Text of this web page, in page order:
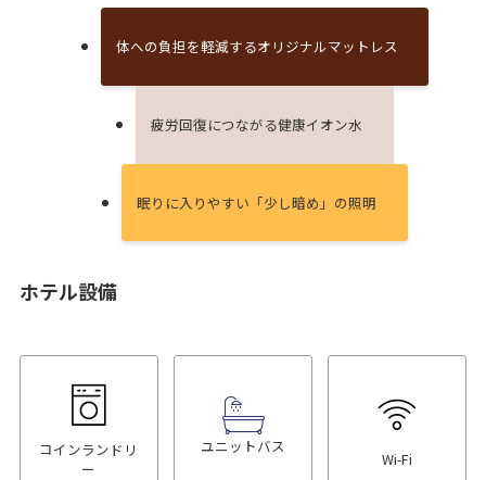
体への負担を軽減するオリジナルマットレス
疲労回復につながる健康イオン⽔
眠りに⼊りやすい「少し暗め」の照明
ホテル設備
コインランドリ
ー
ユニットバス
Wi-Fi